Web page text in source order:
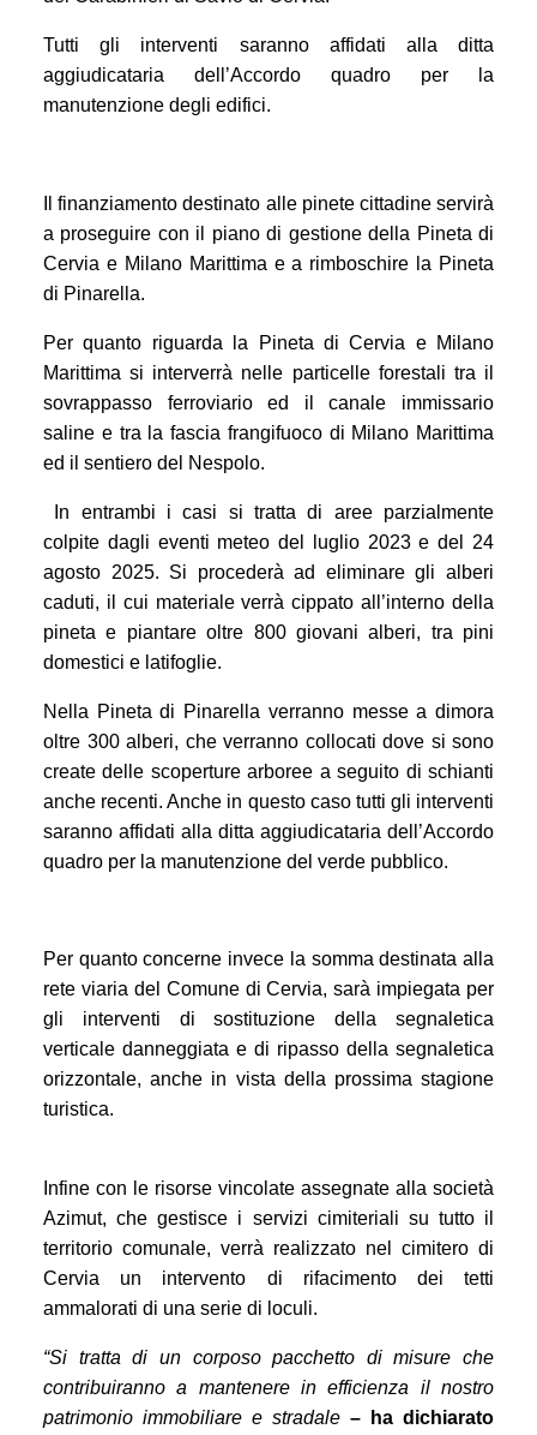
Tutti gli interventi saranno affidati alla ditta
aggiudicataria dell’Accordo quadro per la
manutenzione degli edifici.
Il finanziamento destinato alle pinete cittadine servirà
a proseguire con il piano di gestione della Pineta di
Cervia e Milano Marittima e a rimboschire la Pineta
di Pinarella.
Per quanto riguarda la Pineta di Cervia e Milano
Marittima si interverrà nelle particelle forestali tra il
sovrappasso ferroviario ed il canale immissario
saline e tra la fascia frangifuoco di Milano Marittima
ed il sentiero del Nespolo.
In entrambi i casi si tratta di aree parzialmente
colpite dagli eventi meteo del luglio 2023 e del 24
agosto 2025. Si procederà ad eliminare gli alberi
caduti, il cui materiale verrà cippato all’interno della
pineta e piantare oltre 800 giovani alberi, tra pini
domestici e latifoglie.
Nella Pineta di Pinarella verranno messe a dimora
oltre 300 alberi, che verranno collocati dove si sono
create delle scoperture arboree a seguito di schianti
anche recenti. Anche in questo caso tutti gli interventi
saranno affidati alla ditta aggiudicataria dell’Accordo
quadro per la manutenzione del verde pubblico.
Per quanto concerne invece la somma destinata alla
rete viaria del Comune di Cervia, sarà impiegata per
gli interventi di sostituzione della segnaletica
verticale danneggiata e di ripasso della segnaletica
orizzontale, anche in vista della prossima stagione
turistica.
Infine con le risorse vincolate assegnate alla società
Azimut, che gestisce i servizi cimiteriali su tutto il
territorio comunale, verrà realizzato nel cimitero di
Cervia un intervento di rifacimento dei tetti
ammalorati di una serie di loculi.
“Si tratta di un corposo pacchetto di misure che
contribuiranno a mantenere in efficienza il nostro
patrimonio immobiliare e stradale – ha dichiarato